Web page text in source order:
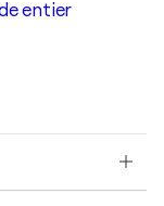
entier